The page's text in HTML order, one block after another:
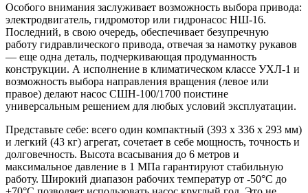
Особого внимания заслуживает возможность выбора привода:
электродвигатель, гидромотор или гидронасос НШ-16.
Последний, в свою очередь, обеспечивает безупречную
работу гидравлического привода, отвечая за намотку рукавов
— еще одна деталь, подчеркивающая продуманность
конструкции. А исполнение в климатическом классе УХЛ-1 и
возможность выбора направления вращения (левое или
правое) делают насос СШН-100/1700 поистине
универсальным решением для любых условий эксплуатации.
Представьте себе: всего один компактный (393 х 336 х 293 мм)
и легкий (43 кг) агрегат, сочетает в себе мощность, точность и
долговечность. Высота всасывания до 6 метров и
максимальное давление в 1 МПа гарантируют стабильную
работу. Широкий диапазон рабочих температур от -50°С до